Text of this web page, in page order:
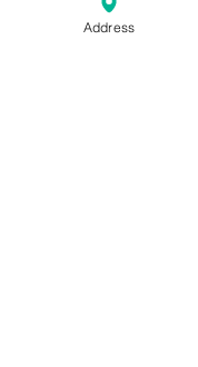
Address